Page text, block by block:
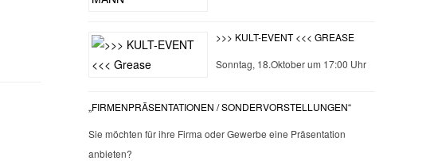
>>> KULT-EVENT <<< GREASE
Sonntag, 18.Oktober um 17:00 Uhr
„FIRMENPRÄSENTATIONEN / SONDERVORSTELLUNGEN“
Sie möchten für ihre Firma oder Gewerbe eine Präsentation
anbieten?